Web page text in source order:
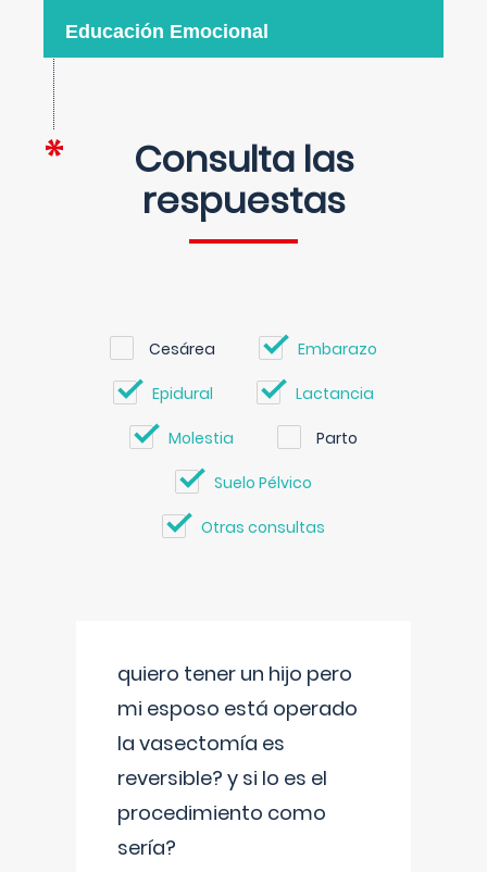
Educación Emocional
Consulta las
respuestas
Cesárea Embarazo
Epidural Lactancia
Molestia Parto
Suelo Pélvico
Otras consultas
quiero tener un hijo pero
mi esposo está operado
la vasectomía es
reversible? y si lo es el
procedimiento como
sería?